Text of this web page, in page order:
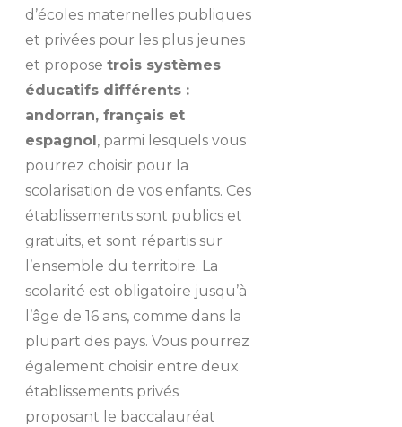
d’écoles maternelles publiques
et privées pour les plus jeunes
et propose trois systèmes
éducatifs différents :
andorran, français et
espagnol , parmi lesquels vous
pourrez choisir pour la
scolarisation de vos enfants. Ces
établissements sont publics et
gratuits, et sont répartis sur
l’ensemble du territoire. La
scolarité est obligatoire jusqu’à
l’âge de 16 ans, comme dans la
plupart des pays. Vous pourrez
également choisir entre deux
établissements privés
proposant le baccalauréat